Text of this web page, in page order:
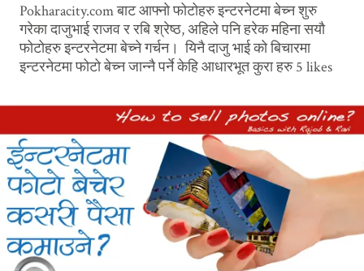
Pokharacity.com बाट आफ्नो फोटोहरु इन्टरनेटमा बेच्न शुरु
गरेका दाजुभाई राजव र रबि श्रेष्ठ, अहिले पनि हरेक महिना सयौ
फोटोहरु इन्टरनेटमा बेच्ने गर्चन। यिनै दाजु भाई को बिचारमा
इन्टरनेटमा फोटो बेच्न जान्नै पर्ने केहि आधारभूत कुरा हरु 5 likes